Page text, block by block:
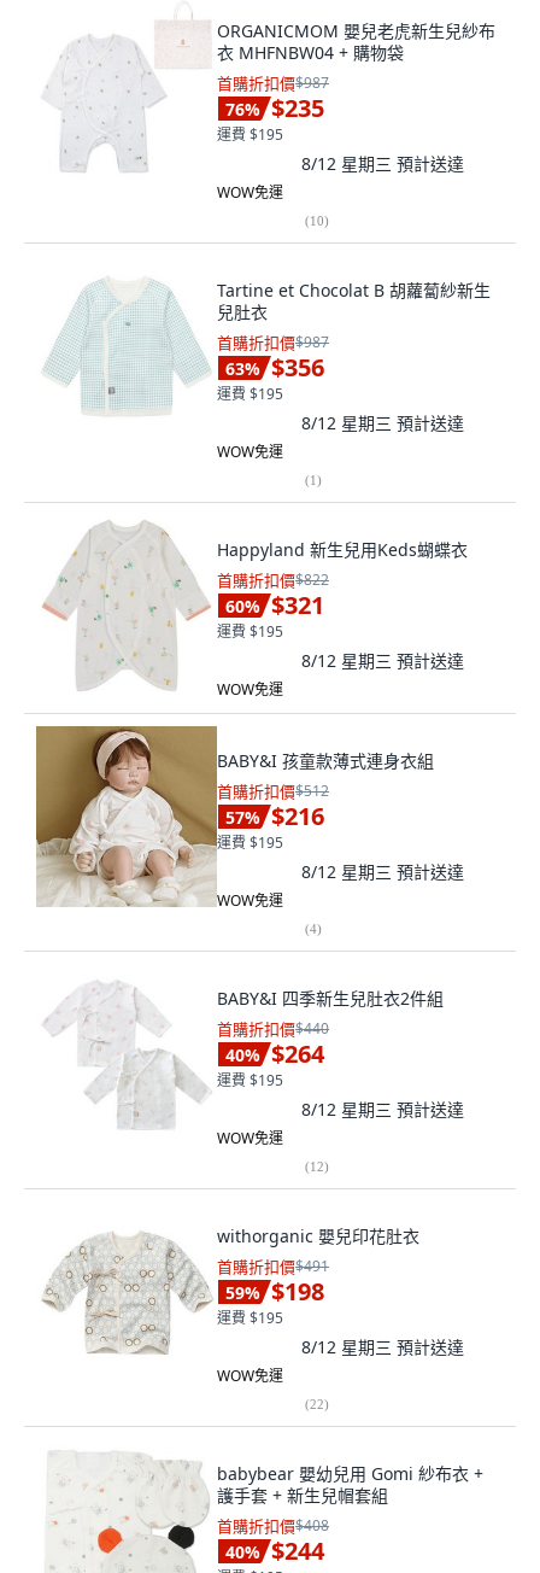
ORGANICMOM 嬰兒老虎新生兒紗布
衣 MHFNBW04 + 購物袋
首購折扣價$987
76% $235
運費 $195
8/12 星期三 預計送達
WOW免運
(10)
Tartine et Chocolat B 胡蘿蔔紗新生
兒肚衣
首購折扣價$987
63% $356
運費 $195
8/12 星期三 預計送達
WOW免運
(1)
Happyland 新生兒用Keds蝴蝶衣
首購折扣價$822
60% $321
運費 $195
8/12 星期三 預計送達
WOW免運
BABY&I 孩童款薄式連身衣組
首購折扣價$512
57% $216
運費 $195
8/12 星期三 預計送達
WOW免運
(4)
BABY&I 四季新生兒肚衣2件組
首購折扣價$440
40% $264
運費 $195
8/12 星期三 預計送達
WOW免運
(12)
withorganic 嬰兒印花肚衣
首購折扣價$491
59% $198
運費 $195
8/12 星期三 預計送達
WOW免運
(22)
babybear 嬰幼兒用 Gomi 紗布衣 +
護手套 + 新生兒帽套組
首購折扣價$408
40% $244